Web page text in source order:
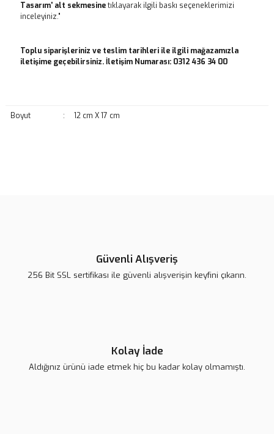
Tasarım' alt sekmesinetıklayarak ilgili baskı seçeneklerimizi
inceleyiniz."
Toplu siparişleriniz ve teslim tarihleri ile ilgili mağazamızla
iletişime geçebilirsiniz. İletişim Numarası: 0312 436 34 00
Boyut : 12 cm X 17 cm
Güvenli Alışveriş
256 Bit SSL sertifikası ile güvenli alışverişin keyfini çıkarın.
Kolay İade
Aldığınız ürünü iade etmek hiç bu kadar kolay olmamıştı.